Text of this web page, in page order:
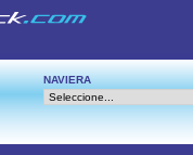
NAVIERA